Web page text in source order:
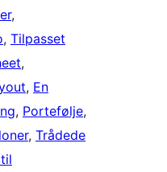
, Tilpasset
, En
, Portefølje
, Trådede